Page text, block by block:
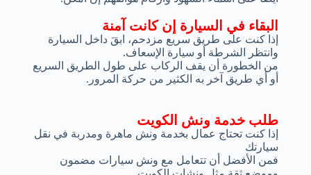
البقاء في السيارة إن كانت آمنة
إذا كنت على طريق سريع مزدحم، ابقَ داخل السيارة
وانتظر الشرطة أو سيارة الإسعاف.
من الخطورة أن يقف الركاب على طول الطريق السريع
أو أي طريق آخر به الكثير من حركة المرور.
طلب خدمة ونش الكويت
إذا كنت تحتاج عمال بخدمة ونش ماهرة ومدربة في نقل
سيارتك
فمن الأفضل أن تتعامل مع ونش سيارات مضمون